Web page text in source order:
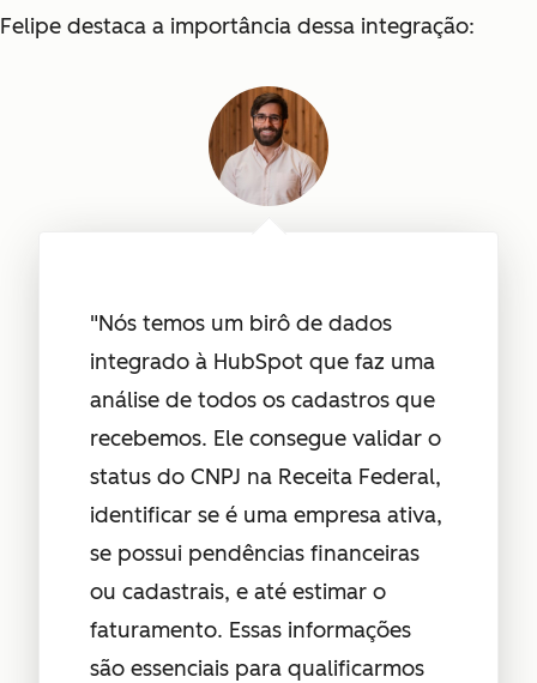
Felipe destaca a importância dessa integração:
"Nós temos um birô de dados
integrado à HubSpot que faz uma
análise de todos os cadastros que
recebemos. Ele consegue validar o
status do CNPJ na Receita Federal,
identificar se é uma empresa ativa,
se possui pendências financeiras
ou cadastrais, e até estimar o
faturamento. Essas informações
são essenciais para qualificarmos